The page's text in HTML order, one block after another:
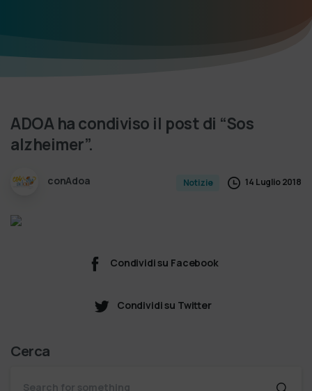
ADOA hacondiviso il postdi “Sos
alzheimer”.
conAdoa Notizie 14 Luglio 2018
Condividi su Facebook
Condividi su Twitter
Cerca